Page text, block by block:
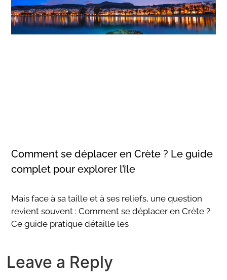
Comment se déplacer en Crète ? Le guide
complet pour explorer l’île
Mais face à sa taille et à ses reliefs, une question
revient souvent : Comment se déplacer en Crète ?
Ce guide pratique détaille les
Leave a Reply